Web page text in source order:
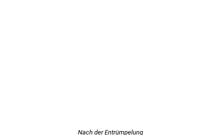
Nach der Entrümpelung